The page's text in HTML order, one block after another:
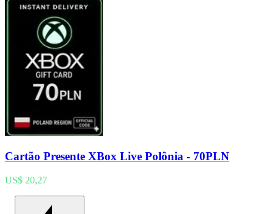
Cartão Presente XBox Live Polônia - 70PLN
US$ 20,27